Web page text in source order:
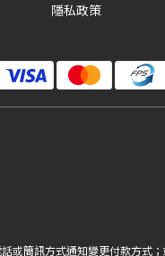
隱私政策
或簡訊方式通知變更付款方式